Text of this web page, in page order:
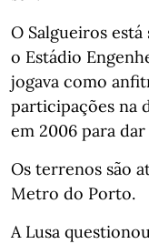
O Salgueiros
o Estádio
jogava como
participações na
em 2006 para
Os terrenos são
Metro do Porto.
A Lusa